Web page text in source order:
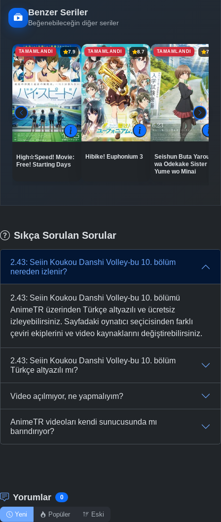
Benzer Seriler
Beğenebileceğin diğer seriler
TAMAMLANDI 7.9
High☆Speed! Movie:
Free! Starting Days
TAMAMLANDI 8.7
Hibike! Euphonium 3
TAMAMLANDI 7.7
Seishun Buta Yarou
wa Odekake Sister no
Yume wo Minai
Sıkça Sorulan Sorular
2.43: Seiin Koukou Danshi Volley-bu 10. bölüm
nereden izlenir?
2.43: Seiin Koukou Danshi Volley-bu 10. bölümü
AnimeTR üzerinden Türkçe altyazılı ve ücretsiz
izleyebilirsiniz. Sayfadaki oynatıcı seçicisinden farklı
çeviri ekiplerini ve video kaynaklarını değiştirebilirsiniz.
2.43: Seiin Koukou Danshi Volley-bu 10. bölüm
Türkçe altyazılı mı?
Video açılmıyor, ne yapmalıyım?
AnimeTR videoları kendi sunucusunda mı
barındırıyor?
Yorumlar 0
Yeni Popüler Eski